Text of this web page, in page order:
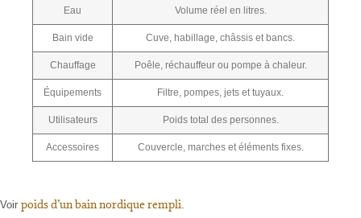
Eau Volume réel en litres.
Bain vide Cuve, habillage, châssis et bancs.
Chauffage Poêle, réchauffeur ou pompe à chaleur.
Équipements Filtre, pompes, jets et tuyaux.
Utilisateurs Poids total des personnes.
Accessoires Couvercle, marches et éléments fixes.
Voir poids d’un bain nordique rempli.